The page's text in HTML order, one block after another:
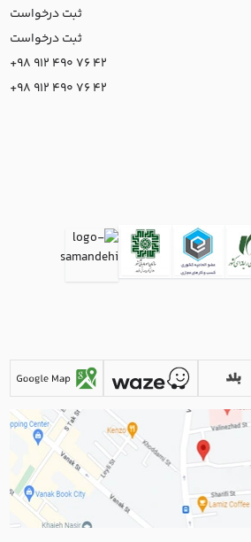
ثبت درخواست
ثبت درخواست
+98 912 490 76 42
+98 912 490 76 42